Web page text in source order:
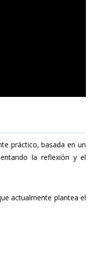
práctico, basada en un
la reflexión y el
actualmente plantea el